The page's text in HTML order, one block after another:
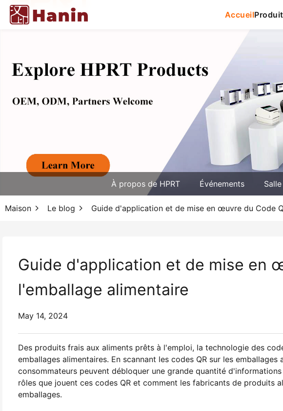
Accueil
À propos de HPRT Événements
Maison Le blog Guide d'application et de mise en œuvre du Code
Guide d'application et de mise en
l'emballage alimentaire
May 14, 2024
Des produits frais aux aliments prêts à l'emploi, la technologie des
emballages alimentaires. En scannant les codes QR sur les
consommateurs peuvent débloquer une grande quantité
rôles que jouent ces codes QR et comment les fabricants de produits
emballages.